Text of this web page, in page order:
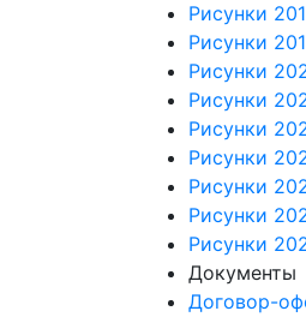
Рисунки
Рисунки
Рисунки
Рисунки
Рисунки
Рисунки
Рисунки
Рисунки
Рисунки
Документы
Договор-